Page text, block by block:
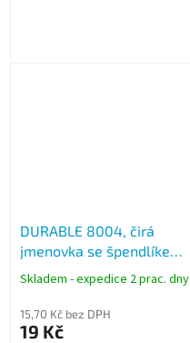
DURABLE 8004, čirá
jmenovka se špendlíkem
54x90 mm
Skladem - expedice 2 prac. dny
15,70 Kč bez DPH
19 Kč